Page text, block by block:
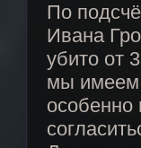
По
Ивана
убито от
мы имеем
особенно